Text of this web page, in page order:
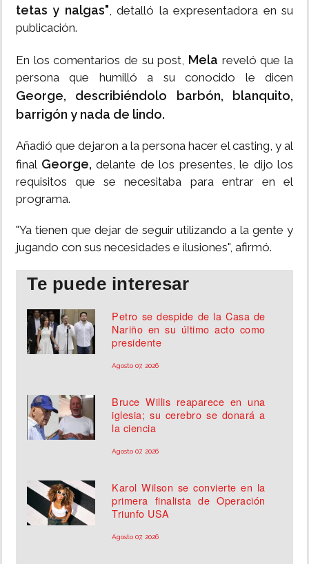
tetas y nalgas", detalló la expresentadora en su
publicación.
En los comentarios de su post, Mela reveló que la
persona que humilló a su conocido le dicen
George, describiéndolo barbón, blanquito,
barrigón y nada de lindo.
Añadió que dejaron a la persona hacer el casting, y al
final George, delante de los presentes, le dijo los
requisitos que se necesitaba para entrar en el
programa.
"Ya tienen que dejar de seguir utilizando a la gente y
jugando con sus necesidades e ilusiones", afirmó.
Te puede interesar
Petro se despide de la Casa de
Nariño en su último acto como
presidente
Agosto 07, 2026
Bruce Willis reaparece en una
iglesia; su cerebro se donará a
la ciencia
Agosto 07, 2026
Karol Wilson se convierte en la
primera finalista de Operación
Triunfo USA
Agosto 07, 2026